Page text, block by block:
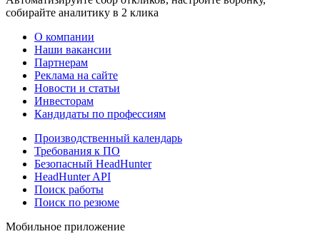
собирайте аналитику в 2 клика
О компании
Наши вакансии
Партнерам
Реклама на сайте
Новости и статьи
Инвесторам
Кандидаты по профессиям
Производственный календарь
Требования к ПО
Безопасный HeadHunter
HeadHunter API
Поиск работы
Поиск по резюме
Мобильное приложение